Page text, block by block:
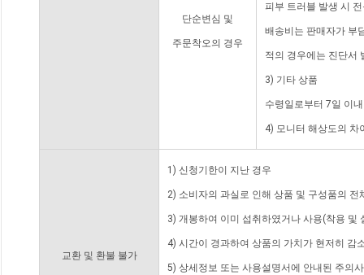
단순변심 및
주문착오의 경우
피부 트러블 발생 시
배송비는 판매자가 부
적의 경우에는 진단서
3) 기타 상품
수령일로부터 7일 이
4) 모니터 해상도의 차
교환 및 환불 불가
1) 신청기한이 지난 경우
2) 소비자의 과실로 인해 상품 및 구성품의
3) 개봉하여 이미 섭취하였거나 사용(착용 및
4) 시간이 경과하여 상품의 가치가 현저히 감
5) 상세정보 또는 사용설명서에 안내된 주의